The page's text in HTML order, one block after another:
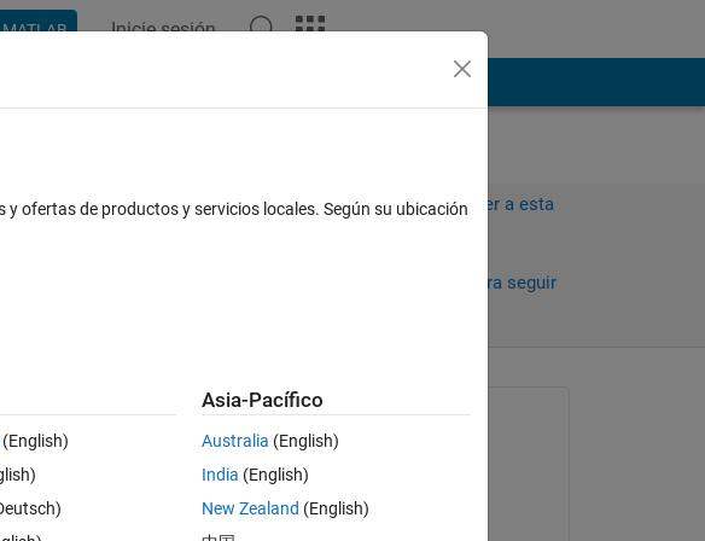
Inicie sesión
Iniciar sesión para responder a esta
Iniciar sesión para seguir
Federico Manfrin
el 15 de Abr. de 2021
ofertas de productos y servicios locales. Según su ubicación
Asia-Pacífico
Australia (English)
India (English)
New Zealand (English)